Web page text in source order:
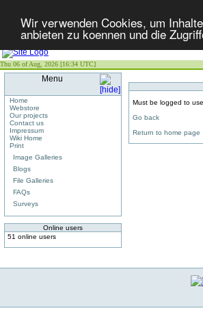
Wir verwenden Cookies, um
anbieten zu koennen und die
Thu 06 of Aug, 2026 [16:34 UTC]
Menu
Home
Webstore
Our projects
Contact us
Impressum
Wiki Home
Print
Image Galleries
Blogs
File Galleries
FAQs
Surveys
Online users
51 online users
Must be logged to
Go back
Return to home page